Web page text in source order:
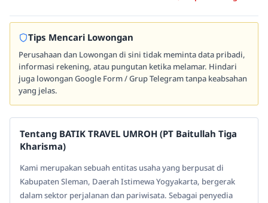
Tips Mencari Lowongan
Perusahaan dan Lowongan di sini tidak meminta data pribadi,
informasi rekening, atau pungutan ketika melamar. Hindari
juga lowongan Google Form / Grup Telegram tanpa keabsahan
yang jelas.
Tentang BATIK TRAVEL UMROH (PT Baitullah Tiga
Kharisma)
Kami merupakan sebuah entitas usaha yang berpusat di
Kabupaten Sleman, Daerah Istimewa Yogyakarta, bergerak
dalam sektor perjalanan dan pariwisata. Sebagai penyedia